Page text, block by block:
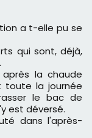
a t-elle pu se
qui sont, déjà,
la chaude
toute la journée
le bac de
est déversé.
dans l'après-